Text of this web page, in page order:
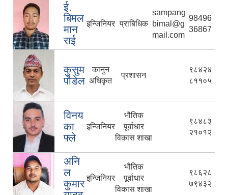
ई.
बिमल
मान
राई
इन्जिनियर प्राबिधिक
sampang
bimal@g
mail.com
98496
36867
कुसुम
पौडेल
कानुन
अधिकृत
प्रशासन
९८४२४
८११०५
विनय
का
फ्ले
इन्जिनियर
भौतिक
पूर्वाधार
विकास शाखा
९८४८३
२१०१२
अनि
ल
कुमार इन्जिनियर
भौतिक
पूर्वाधार
विकास शाखा
९८६२८
७९४३२